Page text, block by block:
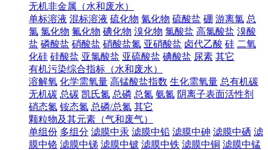
无机非金属（水和废水）
单标溶液 混标溶液 硫化物 氰化物 硫酸盐 硼 游离氯 总
氯 氯化物 氟化物 碘化物 溴化物 氯酸盐 高氯酸盐 溴酸
盐 磷酸盐 硝酸盐 硝酸盐氮 亚硝酸盐 卤代乙酸 硅 二氧
化硅 硅酸盐 亚氯酸盐 亚硫酸盐 碘酸盐 尿素 其它
有机污染综合指标（水和废水）
溶解氧 化学需氧量 高锰酸盐指数 生化需氧量 总有机碳
无机碳 总碳 凯氏氮 总磷 总氮 氨氮 阴离子表面活性剂
硝态氮 铵态氮 总磷/总氮 其它
颗粒物及其元素（气和废气）
单组份 多组分 滤膜中汞 滤膜中铅 滤膜中砷 滤膜中硒 滤
膜中铬 滤膜中锑 滤膜中铍 滤膜中铁 滤膜中铜 滤膜中锰